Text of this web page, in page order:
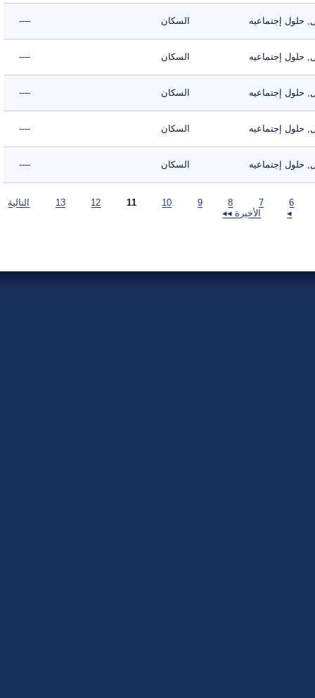
إجتماعيه السكان ----
إجتماعيه السكان ----
إجتماعيه السكان ----
إجتماعيه السكان ----
إجتماعيه السكان ----
التالية
الأخيرة ◂◂